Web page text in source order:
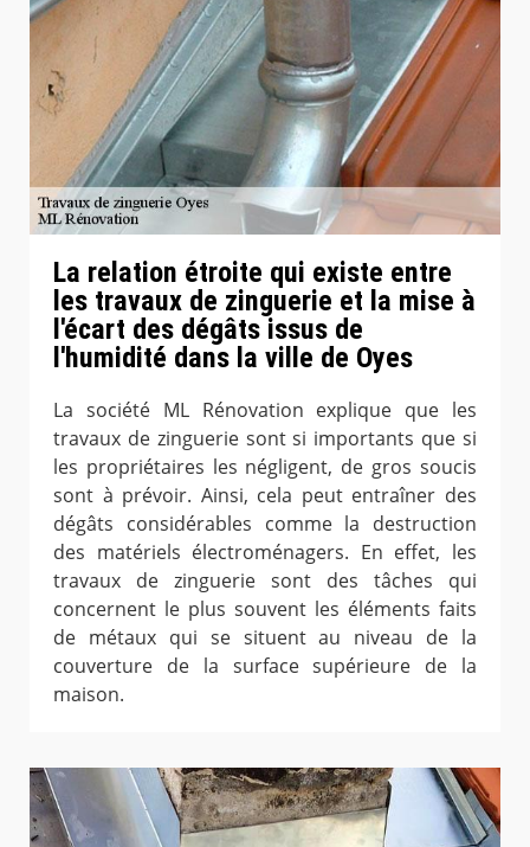
La relation étroite qui existe entre
les travaux de zinguerie et la mise à
l'écart des dégâts issus de
l'humidité dans la ville de Oyes
La société ML Rénovation explique que les
travaux de zinguerie sont si importants que si
les propriétaires les négligent, de gros soucis
sont à prévoir. Ainsi, cela peut entraîner des
dégâts considérables comme la destruction
des matériels électroménagers. En effet, les
travaux de zinguerie sont des tâches qui
concernent le plus souvent les éléments faits
de métaux qui se situent au niveau de la
couverture de la surface supérieure de la
maison.